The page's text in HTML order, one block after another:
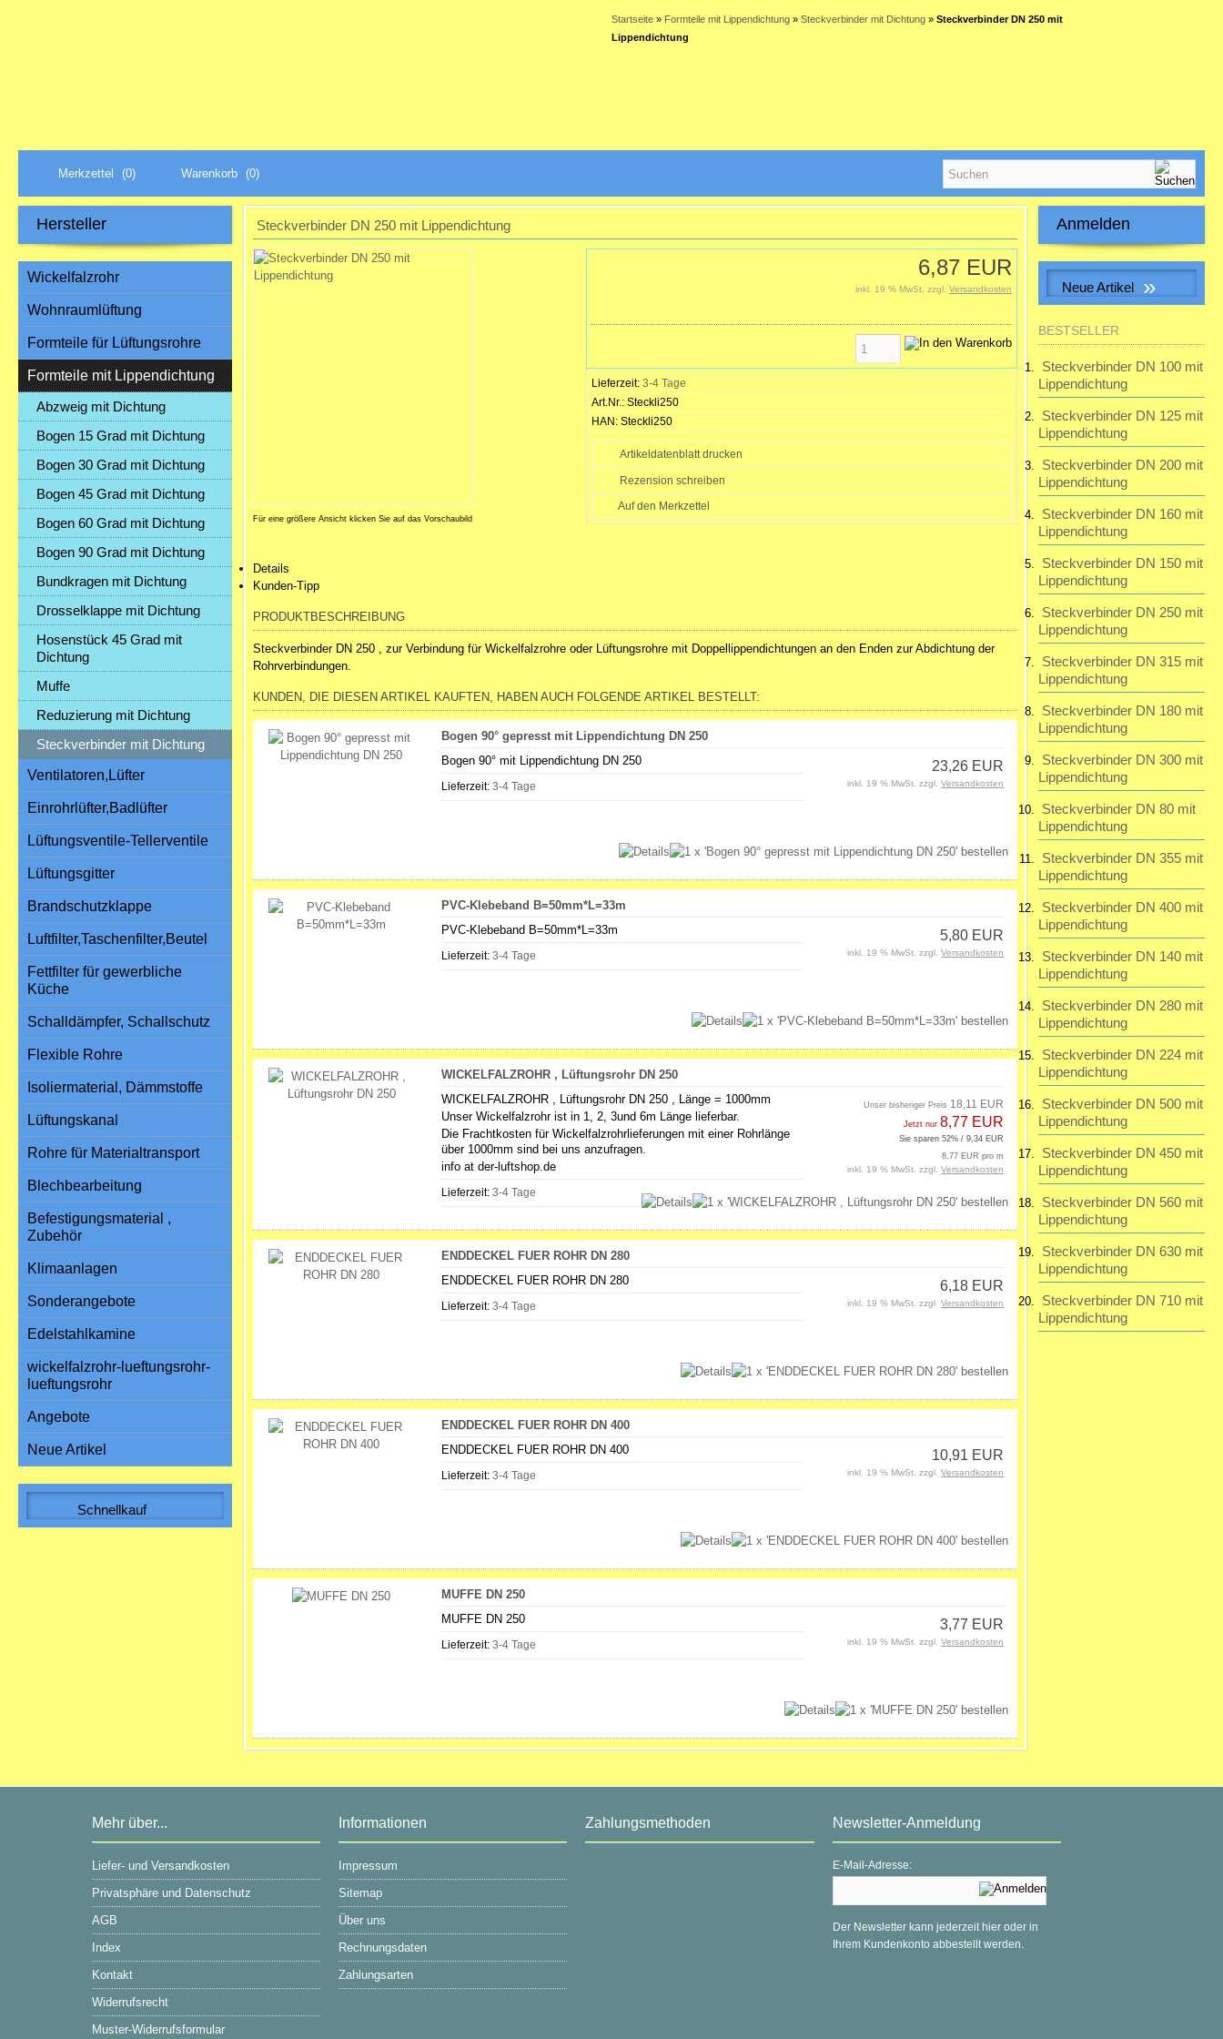
Startseite» Formteile mit Lippendichtung» Steckverbinder mit Dichtung» Steckverbinder DN 250 mit
Lippendichtung
Warenkorb (0)
Merkzettel (0)
Steckverbinder DN 250 mit Lippendichtung
Für eine größere Ansicht klicken Sie auf das Vorschaubild
6,87 EUR
inkl. 19 % MwSt. zzgl.Versandkosten
Lieferzeit: 3-4 Tage
Art.Nr.: Steckli250
HAN: Steckli250
Artikeldatenblatt drucken
Rezension schreiben
Details
Kunden-Tipp
PRODUKTBESCHREIBUNG
Steckverbinder DN 250 , zur Verbindung für Wickelfalzrohre oder Lüftungsrohre mit Doppellippendichtungen an den Enden zur Abdichtung der
Rohrverbindungen.
KUNDEN, DIE DIESEN ARTIKEL KAUFTEN, HABEN AUCH FOLGENDE ARTIKEL BESTELLT:
Bogen 90° gepresst mit Lippendichtung DN 250
Bogen 90° mit Lippendichtung DN 250
Lieferzeit: 3-4 Tage
23,26 EUR
inkl. 19 % MwSt. zzgl.Versandkosten
PVC-Klebeband B=50mm*L=33m
PVC-Klebeband B=50mm*L=33m
Lieferzeit: 3-4 Tage
5,80 EUR
inkl. 19 % MwSt. zzgl.Versandkosten
WICKELFALZROHR , Lüftungsrohr DN 250
WICKELFALZROHR , Lüftungsrohr DN 250 , Länge = 1000mm
Unser Wickelfalzrohr ist in 1, 2, 3und 6m Länge lieferbar.
Die Frachtkosten für Wickelfalzrohrlieferungen mit einer Rohrlänge
über 1000mm sind bei uns anzufragen.
info at der-luftshop.de
Lieferzeit: 3-4 Tage
Unser bisheriger Preis 18,11 EUR
Jetzt nur8,77 EUR
Sie sparen 52% / 9,34 EUR
8,77 EUR pro m
inkl. 19 % MwSt. zzgl.Versandkosten
ENDDECKEL FUER ROHR DN 280
ENDDECKEL FUER ROHR DN 280
Lieferzeit: 3-4 Tage
6,18 EUR
inkl. 19 % MwSt. zzgl.Versandkosten
ENDDECKEL FUER ROHR DN 400
ENDDECKEL FUER ROHR DN 400
Lieferzeit: 3-4 Tage
10,91 EUR
inkl. 19 % MwSt. zzgl.Versandkosten
MUFFE DN 250
MUFFE DN 250
Lieferzeit: 3-4 Tage
3,77 EUR
inkl. 19 % MwSt. zzgl.Versandkosten
Hersteller
Wickelfalzrohr
Wohnraumlüftung
Formteile für Lüftungsrohre
Formteile mit Lippendichtung
Abzweig mit Dichtung
Bogen 15 Grad mit Dichtung
Bogen 30 Grad mit Dichtung
Bogen 45 Grad mit Dichtung
Bogen 60 Grad mit Dichtung
Bogen 90 Grad mit Dichtung
Bundkragen mit Dichtung
Drosselklappe mit Dichtung
Hosenstück 45 Grad mit
Dichtung
Muffe
Reduzierung mit Dichtung
Steckverbinder mit Dichtung
Ventilatoren,Lüfter
Einrohrlüfter,Badlüfter
Lüftungsventile-Tellerventile
Lüftungsgitter
Brandschutzklappe
Luftfilter,Taschenfilter,Beutel
Fettfilter für gewerbliche
Küche
Schalldämpfer, Schallschutz
Flexible Rohre
Isoliermaterial, Dämmstoffe
Lüftungskanal
Rohre für Materialtransport
Blechbearbeitung
Befestigungsmaterial ,
Zubehör
Klimaanlagen
Sonderangebote
Edelstahlkamine
wickelfalzrohr-lueftungsrohr-
lueftungsrohr
Angebote
Neue Artikel
Schnellkauf
Anmelden
Passwort vergessen?
Neue Artikel »
inkl. 2 Dichtungen
28,32 EUR
inkl. 19 % MwSt. zzgl.
Versandkosten
BESTSELLER
Steckverbinder DN 100 mit
Lippendichtung
Steckverbinder DN 125 mit
Lippendichtung
Steckverbinder DN 200 mit
Lippendichtung
Steckverbinder DN 160 mit
Lippendichtung
Steckverbinder DN 150 mit
Lippendichtung
Steckverbinder DN 250 mit
Lippendichtung
Steckverbinder DN 315 mit
Lippendichtung
Steckverbinder DN 180 mit
Lippendichtung
Steckverbinder DN 300 mit
Lippendichtung
Steckverbinder DN 80 mit
Lippendichtung
Steckverbinder DN 355 mit
Lippendichtung
Steckverbinder DN 400 mit
Lippendichtung
Steckverbinder DN 140 mit
Lippendichtung
Steckverbinder DN 280 mit
Lippendichtung
Steckverbinder DN 224 mit
Lippendichtung
Steckverbinder DN 500 mit
Lippendichtung
Steckverbinder DN 450 mit
Lippendichtung
Steckverbinder DN 560 mit
Lippendichtung
Steckverbinder DN 630 mit
Lippendichtung
Steckverbinder DN 710 mit
Lippendichtung
Mehr über...
Liefer- und Versandkosten
Privatsphäre und Datenschutz
AGB
Index
Kontakt
Widerrufsrecht
Muster-Widerrufsformular
Informationen
Impressum
Sitemap
Über uns
Rechnungsdaten
Zahlungsarten
Zahlungsmethoden Newsletter-Anmeldung
E-Mail-Adresse:
Der Newsletter kann jederzeit hier oder in
Ihrem Kundenkonto abbestellt werden.